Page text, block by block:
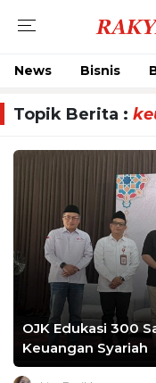
News Bisnis
Topik Berita :
OJK Edukasi 300
Keuangan Syariah